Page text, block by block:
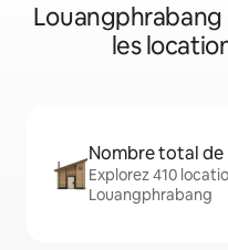
les
Nombre total de
Explorez 410
Louangphrabang